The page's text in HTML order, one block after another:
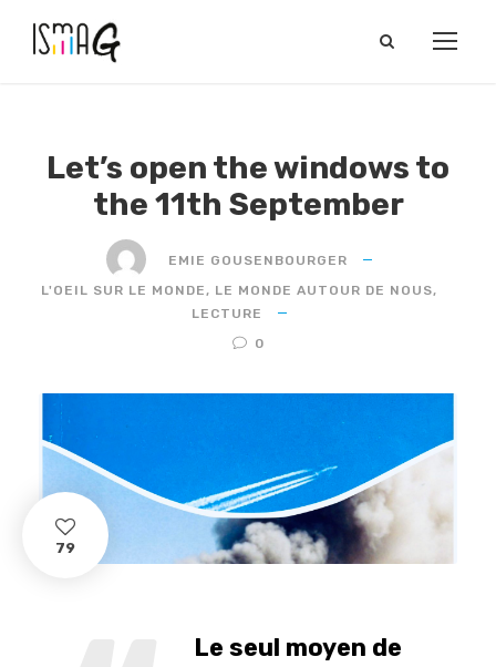
Let’s open the windows to
the 11th September
EMIE GOUSENBOURGER
L'OEIL SUR LE MONDE, LE MONDE AUTOUR DE NOUS,
LECTURE
0
79
Le seul moyen de